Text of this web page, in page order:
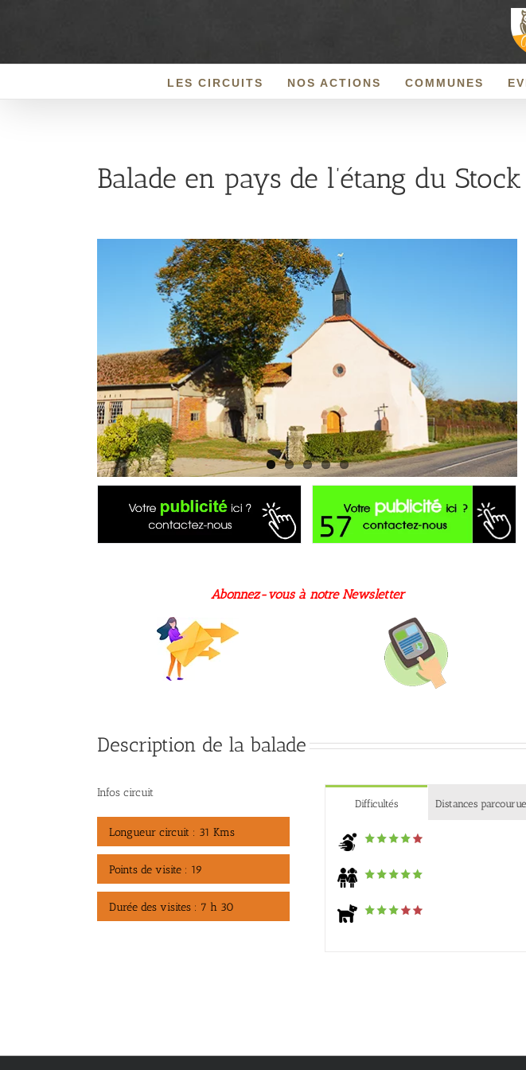
LES CIRCUITS NOS ACTIONS COMMUNES
Balade en pays de l’étang du Stock
Abonnez-vous à notre Newsletter
Description de la balade
Infos circuit
Longueur circuit : 31 Kms
Points de visite : 19
Durée des visites : 7 h 30
Difficultés Distances